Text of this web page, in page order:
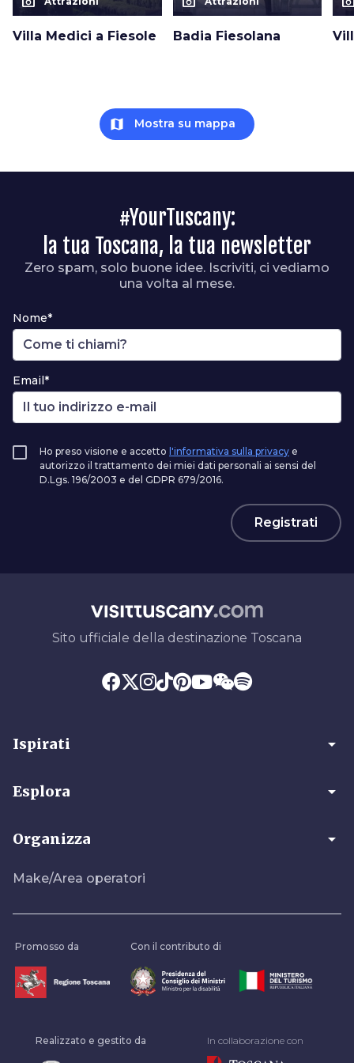
Villa Medici a Fiesole Badia Fiesolana
map Mostra su mappa
#YourTuscany:
la tua Toscana, la tua newsletter
Zero spam, solo buone idee. Iscriviti, ci vediamo
una volta al mese.
Nome*
Email*
Ho preso visione e accetto l'informativa sulla privacy e
autorizzo il trattamento dei miei dati personali ai sensi del
D.Lgs. 196/2003 e del GDPR 679/2016.
Registrati
Sito ufficiale della destinazione Toscana
Ispirati arrow_drop_down
Esplora arrow_drop_down
Organizza arrow_drop_down
Make/Area operatori
Promosso da Con il contributo di
Realizzato e gestito da In collaborazione con